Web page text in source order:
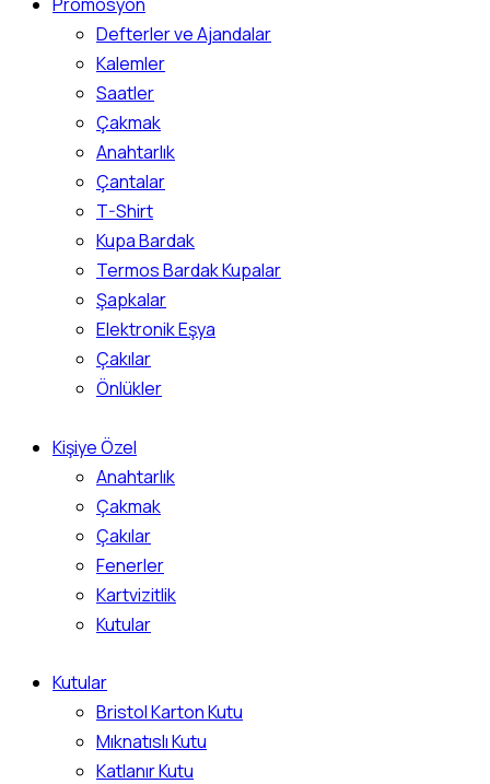
Defterler ve Ajandalar
Kalemler
Saatler
Çakmak
Anahtarlık
Çantalar
T-Shirt
Kupa Bardak
Termos Bardak Kupalar
Şapkalar
Elektronik Eşya
Çakılar
Önlükler
Kişiye Özel
Anahtarlık
Çakmak
Çakılar
Fenerler
Kartvizitlik
Kutular
Kutular
Bristol Karton Kutu
Mıknatıslı Kutu
Katlanır Kutu